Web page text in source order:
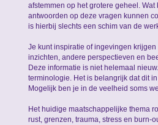
afstemmen op het grotere geheel.
antwoorden op deze vragen kunnen
is hierbij slechts een schim van de
Je kunt inspiratie of ingevingen
inzichten, andere perspectieven en
Deze informatie is niet helemaal
terminologie. Het is belangrijk dat dit
Mogelijk ben je in de veelheid soms
Het huidige maatschappelijke thema
rust, grenzen, trauma, stress en burn-